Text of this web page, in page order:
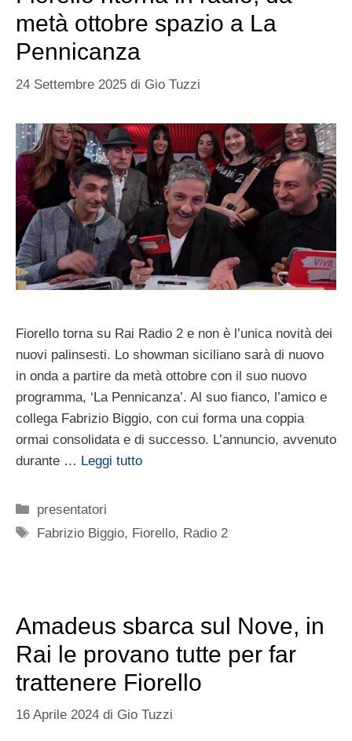
metà ottobre spazio a La
Pennicanza
24 Settembre 2025 di Gio Tuzzi
Fiorello torna su Rai Radio 2 e non è l’unica novità dei
nuovi palinsesti. Lo showman siciliano sarà di nuovo
in onda a partire da metà ottobre con il suo nuovo
programma, ‘La Pennicanza’. Al suo fianco, l’amico e
collega Fabrizio Biggio, con cui forma una coppia
ormai consolidata e di successo. L’annuncio, avvenuto
durante … Leggi tutto
Categorie
presentatori
Tag
Fabrizio Biggio, Fiorello, Radio 2
Amadeus sbarca sul Nove, in
Rai le provano tutte per far
trattenere Fiorello
16 Aprile 2024 di Gio Tuzzi